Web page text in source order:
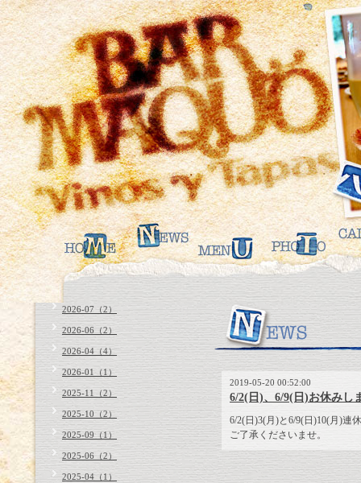
2019-05-20 00:52:00
6/2(日)、6/9(日)お休みし
6/2(日)3(月)と6/9(日)10(月)連
ご了承くださいませ。
2026-07（2）
2026-06（2）
2026-04（4）
2026-01（1）
2025-11（2）
2025-10（2）
2025-09（1）
2025-06（2）
2025-04（1）